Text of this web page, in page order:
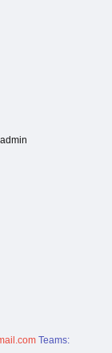
admin
Teams: